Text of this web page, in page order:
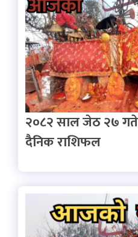
२०८२ साल जेठ २७
दैनिक राशिफल